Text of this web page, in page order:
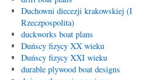
Duchowni diecezji krakowskiej (I
Rzeczpospolita)
duckworks boat plans
Duńscy fizycy XX wieku
Duńscy fizycy XXI wieku
durable plywood boat designs